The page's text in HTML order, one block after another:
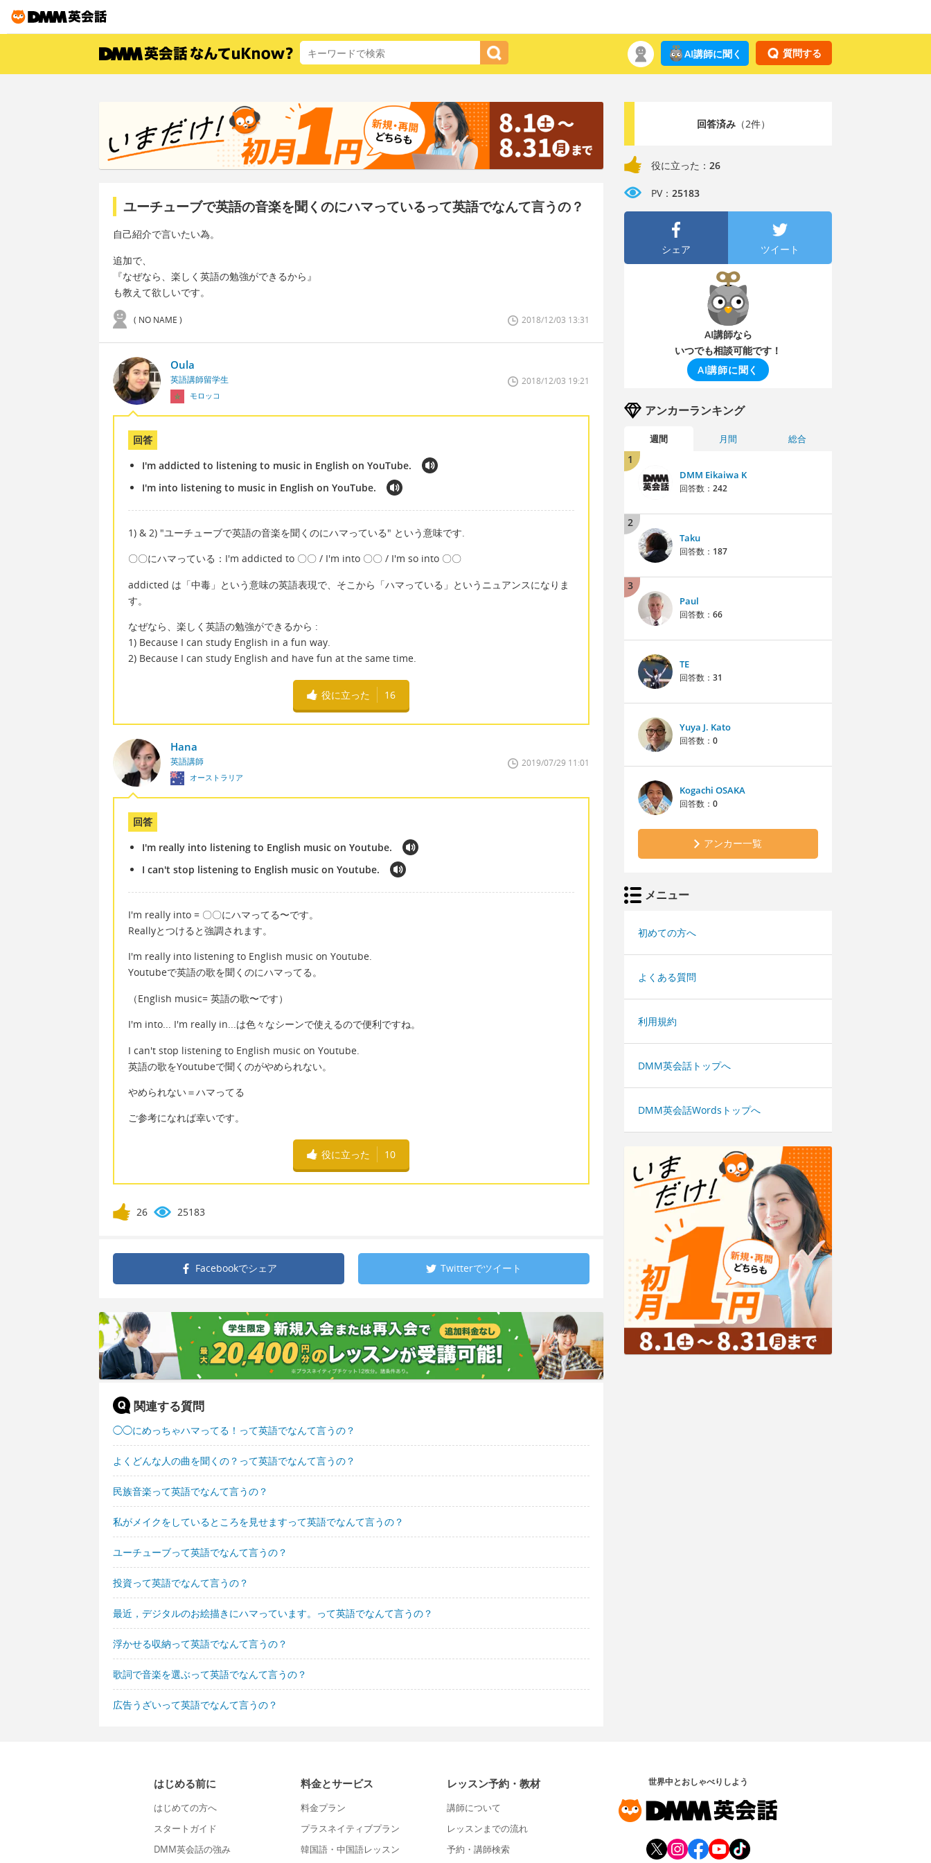
質問する
AI講師に聞く
ユーチューブで英語の音楽を聞くのにハマっているって英語でなんて言うの？
自己紹介で言いたい為。
追加で、
『なぜなら、楽しく英語の勉強ができるから』
も教えて欲しいです。
( NO NAME ) 2018/12/03 13:31
Oula
英語講師留学生
モロッコ
2018/12/03 19:21
回答
I'm addicted to listening to music in English on YouTube.
I'm into listening to music in English on YouTube.
1) & 2) "ユーチューブで英語の音楽を聞くのにハマっている" という意味です.
〇〇にハマっている：I'm addicted to 〇〇 / I'm into 〇〇 / I'm so into 〇〇
addicted は「中毒」という意味の英語表現で、そこから「ハマっている」というニュアンスになりま
す。
なぜなら、楽しく英語の勉強ができるから :
1) Because I can study English in a fun way.
2) Because I can study English and have fun at the same time.
役に立った 16
Hana
英語講師
オーストラリア
2019/07/29 11:01
回答
I'm really into listening to English music on Youtube.
I can't stop listening to English music on Youtube.
I'm really into = 〇〇にハマってる〜です。
Reallyとつけると強調されます。
I'm really into listening to English music on Youtube.
Youtubeで英語の歌を聞くのにハマってる。
（English music= 英語の歌〜です）
I'm into... I'm really in...は色々なシーンで使えるので便利ですね。
I can't stop listening to English music on Youtube.
英語の歌をYoutubeで聞くのがやめられない。
やめられない＝ハマってる
ご参考になれば幸いです。
役に立った 10
26 25183
Facebookでシェア Twitterでツイート
関連する質問
◯◯にめっちゃハマってる！って英語でなんて言うの？
よくどんな人の曲を聞くの？って英語でなんて言うの？
民族音楽って英語でなんて言うの？
私がメイクをしているところを見せますって英語でなんて言うの？
ユーチューブって英語でなんて言うの？
投資って英語でなんて言うの？
最近，デジタルのお絵描きにハマっています。って英語でなんて言うの？
浮かせる収納って英語でなんて言うの？
歌詞で音楽を選ぶって英語でなんて言うの？
広告うざいって英語でなんて言うの？
回答済み（2件）
役に立った： 26
PV： 25183
シェア ツイート
AI講師なら
いつでも相談可能です！
AI講師に聞く
アンカーランキング
週間 月間 総合
1
DMM Eikaiwa K
回答数： 242
2
Taku
回答数： 187
3
Paul
回答数： 66
TE
回答数： 31
Yuya J. Kato
回答数： 0
Kogachi OSAKA
回答数： 0
アンカー一覧
メニュー
初めての方へ
よくある質問
利用規約
DMM英会話トップへ
DMM英会話Wordsトップへ
はじめる前に
はじめての方へ
スタートガイド
DMM英会話の強み
料金とサービス
料金プラン
プラスネイティブプラン
韓国語・中国語レッスン
レッスン予約・教材
講師について
レッスンまでの流れ
予約・講師検索
世界中とおしゃべりしよう